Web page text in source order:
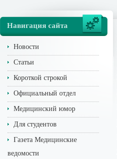
Навигация сайта
Новости
Статьи
Короткой строкой
Официальный отдел
Медицинский юмор
Для студентов
Газета Медицинские
ведомости